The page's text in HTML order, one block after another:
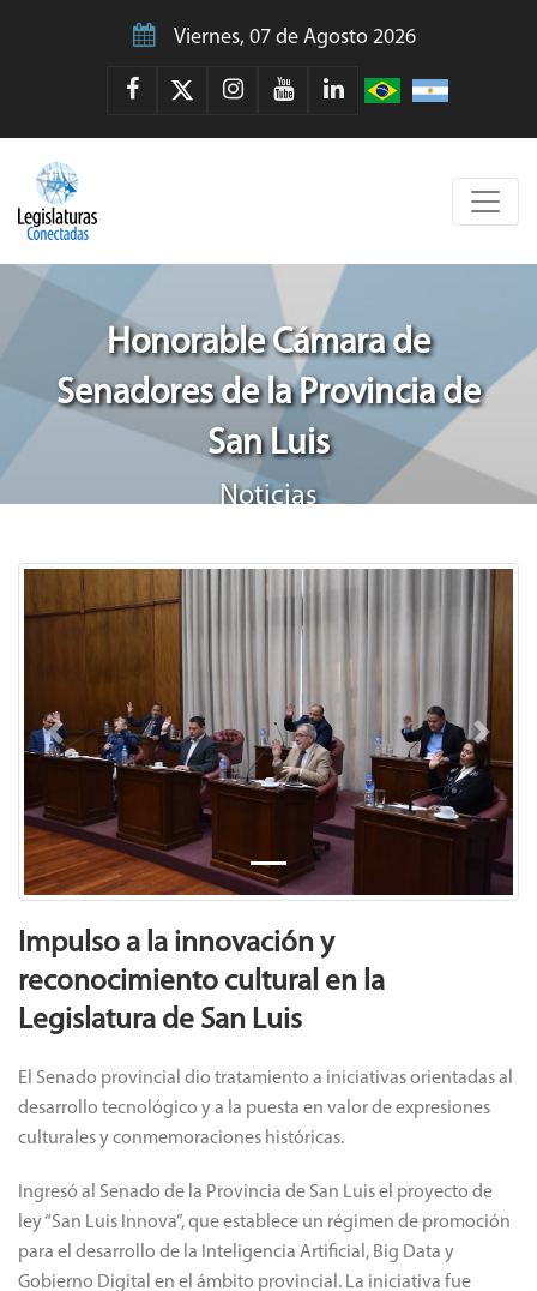
Viernes, 07 de Agosto 2026
Honorable Cámara de
Senadores de la Provincia de
San Luis
Noticias
Previous Next
Impulso a la innovación y
reconocimiento cultural en la
Legislatura de San Luis
El Senado provincial dio tratamiento a iniciativas orientadas al
desarrollo tecnológico y a la puesta en valor de expresiones
culturales y conmemoraciones históricas.
Ingresó al Senado de la Provincia de San Luis el proyecto de
ley “San Luis Innova”, que establece un régimen de promoción
para el desarrollo de la Inteligencia Artificial, Big Data y
Gobierno Digital en el ámbito provincial. La iniciativa fue